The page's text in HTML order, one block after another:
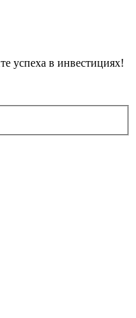
успеха в инвестициях!